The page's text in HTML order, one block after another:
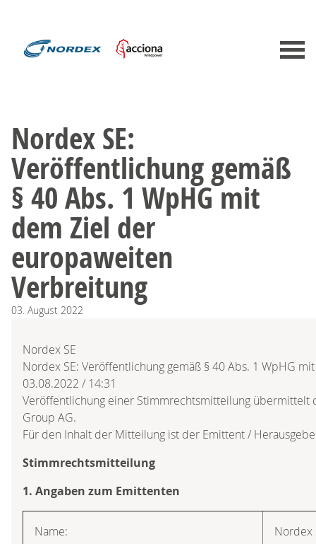
Nordex SE:
Veröffentlichung gemäß
§ 40 Abs. 1 WpHG mit
dem Ziel der
europaweiten
Verbreitung
03. August 2022
Nordex SE
Nordex SE: Veröffentlichung gemäß § 40 Abs. 1 WpHG
03.08.2022 / 14:31
Veröffentlichung einer Stimmrechtsmitteilung übermittelt
Group AG.
Für den Inhalt der Mitteilung ist der Emittent /
Stimmrechtsmitteilung
1. Angaben zum Emittenten
Name: Nordex